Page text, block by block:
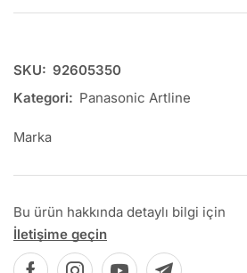
SKU: 92605350
Kategori: Panasonic Artline
Marka
Bu ürün hakkında detaylı bilgi için
İletişime geçin